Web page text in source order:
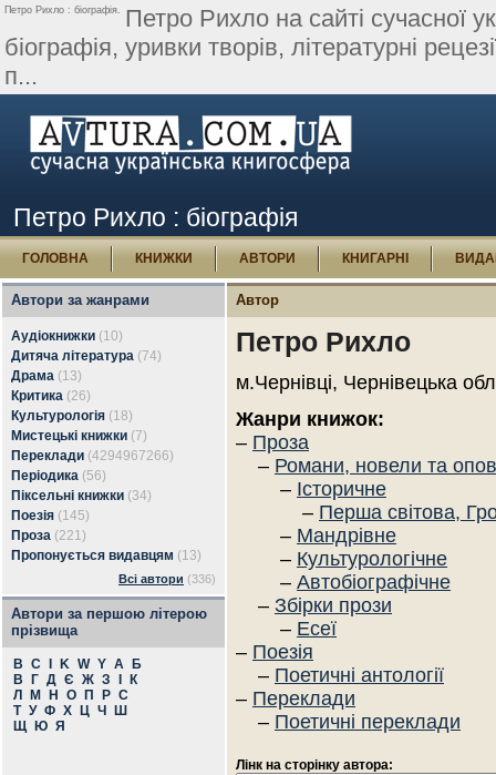
Петро Рихло : біографія. Петро Рихло на сайті сучасної
біографія, уривки творів, літературні
п...
Петро Рихло : біографія
ГОЛОВНА КНИЖКИ АВТОРИ КНИГАРНІ
Автори за жанрами
Аудіокнижки (10)
Дитяча література (74)
Драма (13)
Критика (26)
Культурологія (18)
Мистецькі книжки (7)
Переклади (4294967266)
Періодика (56)
Піксельні книжки (34)
Поезія (145)
Проза (221)
Пропонується видавцям (13)
Всі автори (336)
Автори за першою літерою
прізвища
B C K W Y А
Б
В
Г Д Є Ж З
К
Л
М Н О П Р С
Т У Ф Х Ц Ч
Ш
Щ
Ю Я
Автор
Петро Рихло
м.Чернівці, Чернівецька
Жанри книжок:
– Проза
– Романи, новели та
– Історичне
– Перша світова,
– Мандрівне
– Культурологічне
– Автобіографічне
– Збірки прози
– Есеї
– Поезія
– Поетичні антології
– Переклади
– Поетичні переклади
Лінк на сторінку автора: